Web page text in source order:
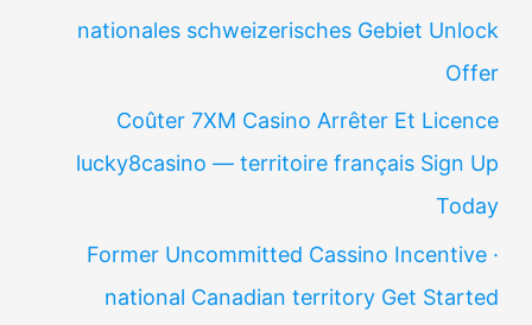
nationales schweizerisches Gebiet Unlock
Offer
Coûter 7XM Casino Arrêter Et Licence
lucky8casino — territoire français Sign Up
Today
Former Uncommitted Cassino Incentive ·
national Canadian territory Get Started